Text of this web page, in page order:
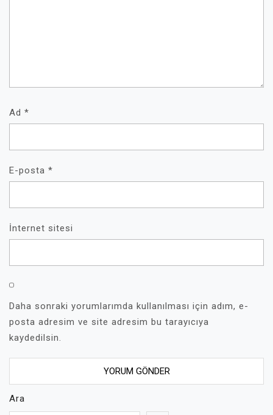
Ad *
E-posta *
İnternet sitesi
Daha sonraki yorumlarımda kullanılması için adım, e-
posta adresim ve site adresim bu tarayıcıya
kaydedilsin.
Ara